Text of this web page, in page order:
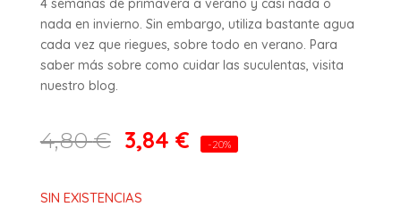
4 semanas de primavera a verano y casi nada o
nada en invierno. Sin embargo, utiliza bastante agua
cada vez que riegues, sobre todo en verano. Para
saber más sobre como cuidar las suculentas, visita
nuestro blog.
4,80€ 3,84 € -20%
SIN EXISTENCIAS